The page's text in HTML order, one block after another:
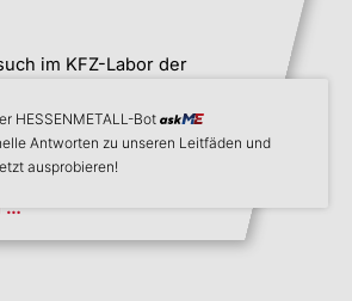
im KFZ-Labor der
…
HESSENMETALL-Bot askME
Antworten zu unseren Leitfäden und
ausprobieren!